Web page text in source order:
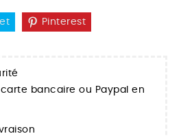
Pinterest
bancaire ou Paypal en